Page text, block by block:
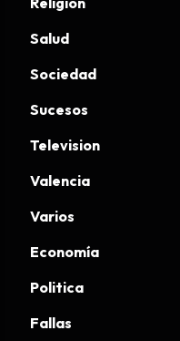
Salud
Sociedad
Sucesos
Television
Valencia
Varios
Economía
Politica
Fallas